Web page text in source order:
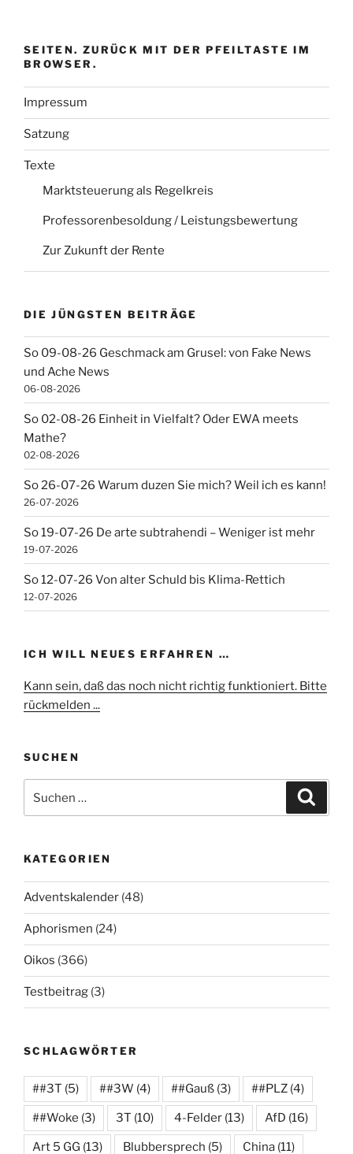
SEITEN. ZURÜCK MIT DER PFEILTASTE IM
BROWSER.
Impressum
Satzung
Texte
Marktsteuerung als Regelkreis
Professorenbesoldung / Leistungsbewertung
Zur Zukunft der Rente
DIE JÜNGSTEN BEITRÄGE
So 09-08-26 Geschmack am Grusel: von Fake News
und Ache News
06-08-2026
So 02-08-26 Einheit in Vielfalt? Oder EWA meets
Mathe?
02-08-2026
So 26-07-26 Warum duzen Sie mich? Weil ich es kann!
26-07-2026
So 19-07-26 De arte subtrahendi – Weniger ist mehr
19-07-2026
So 12-07-26 Von alter Schuld bis Klima-Rettich
12-07-2026
ICH WILL NEUES ERFAHREN …
Kann sein, daß das noch nicht richtig funktioniert. Bitte
rückmelden ...
SUCHEN
nach:
KATEGORIEN
Adventskalender (48)
Aphorismen (24)
Oikos (366)
Testbeitrag (3)
SCHLAGWÖRTER
##3T (5) ##3W (4) ##Gauß (3) ##PLZ (4)
##Woke (3) 3T (10) 4-Felder (13) AfD (16)
Art 5 GG (13) Blubbersprech (5) China (11)